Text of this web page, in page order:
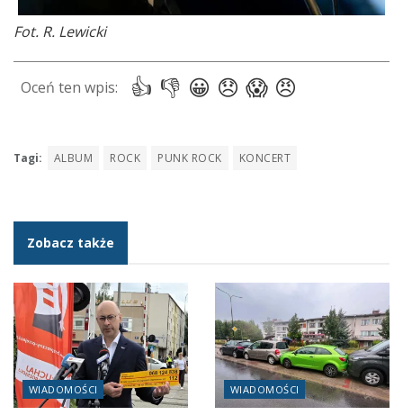
Fot. R. Lewicki
Tagi: ALBUM ROCK PUNK ROCK KONCERT
Zobacz także
WIADOMOŚCI WIADOMOŚCI